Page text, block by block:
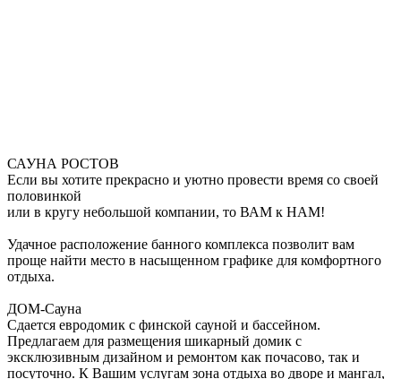
САУНА РОСТОВ
Если вы хотите прекрасно и уютно провести время со своей
половинкой
или в кругу небольшой компании, то ВАМ к НАМ!
Удачное расположение банного комплекса позволит вам
проще найти место в насыщенном графике для комфортного
отдыха.
ДОМ-Сауна
Сдается евродомик с финской сауной и бассейном.
Предлагаем для размещения шикарный домик с
эксклюзивным дизайном и ремонтом как почасово, так и
посуточно. К Вашим услугам зона отдыха во дворе и мангал,